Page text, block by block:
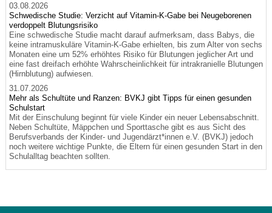
03.08.2026
Schwedische Studie: Verzicht auf Vitamin-K-Gabe bei Neugeborenen
verdoppelt Blutungsrisiko
Eine schwedische Studie macht darauf aufmerksam, dass Babys, die
keine intramuskuläre Vitamin-K-Gabe erhielten, bis zum Alter von sechs
Monaten eine um 52% erhöhtes Risiko für Blutungen jeglicher Art und
eine fast dreifach erhöhte Wahrscheinlichkeit für intrakranielle Blutungen
(Hirnblutung) aufwiesen.
31.07.2026
Mehr als Schultüte und Ranzen: BVKJ gibt Tipps für einen gesunden
Schulstart
Mit der Einschulung beginnt für viele Kinder ein neuer Lebensabschnitt.
Neben Schultüte, Mäppchen und Sporttasche gibt es aus Sicht des
Berufsverbands der Kinder- und Jugendärzt*innen e.V. (BVKJ) jedoch
noch weitere wichtige Punkte, die Eltern für einen gesunden Start in den
Schulalltag beachten sollten.